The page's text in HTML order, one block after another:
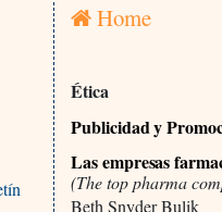
Home
Ética
Publicidad y
Las empresas
(The top pharma
Beth Snyder Bulik